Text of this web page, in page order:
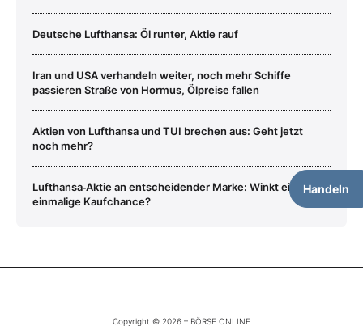
Handeln
Deutsche Lufthansa: Öl runter, Aktie rauf
Iran und USA verhandeln weiter, noch mehr Schiffe
passieren Straße von Hormus, Ölpreise fallen
Aktien von Lufthansa und TUI brechen aus: Geht jetzt
noch mehr?
Lufthansa‑Aktie an entscheidender Marke: Winkt eine
einmalige Kaufchance?
Copyright © 2026 – BÖRSE ONLINE